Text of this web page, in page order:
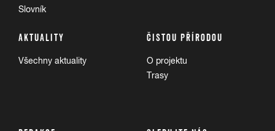
Slovník
AKTUALITY
Všechny aktuality
ČISTOU PŘÍRODOU
O projektu
Trasy